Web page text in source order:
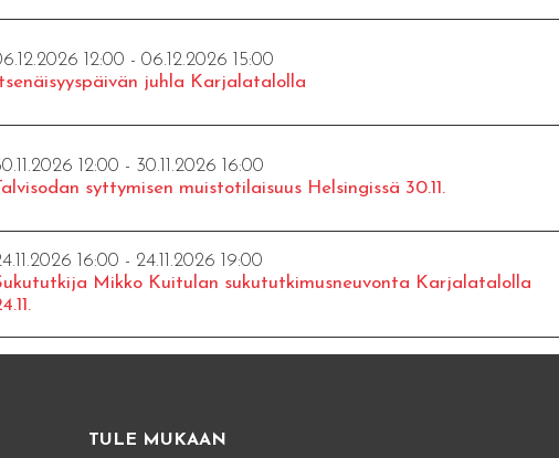
12:00 - 06.12.2026 15:00
Itsenäisyyspäivän juhla Karjalatalolla
12:00 - 30.11.2026 16:00
syttymisen muistotilaisuus Helsingissä 30.11.
16:00 - 24.11.2026 19:00
Mikko Kuitulan sukututkimusneuvonta Karjalatalolla
TULE MUKAAN